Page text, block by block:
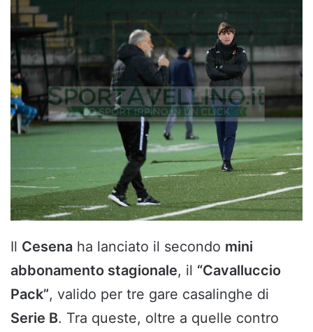
Il Cesena ha lanciato il secondo mini
abbonamento stagionale, il “Cavalluccio
Pack”, valido per tre gare casalinghe di
Serie B. Tra queste, oltre a quelle contro